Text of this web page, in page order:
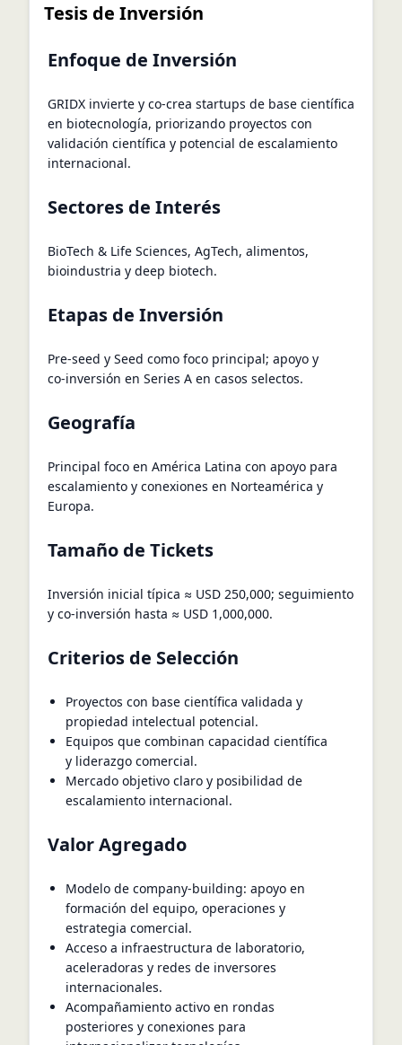
Tesis de Inversión
Enfoque de Inversión
GRIDX invierte y co‑crea startups de base científica
en biotecnología, priorizando proyectos con
validación científica y potencial de escalamiento
internacional.
Sectores de Interés
BioTech & Life Sciences, AgTech, alimentos,
bioindustria y deep biotech.
Etapas de Inversión
Pre‑seed y Seed como foco principal; apoyo y
co‑inversión en Series A en casos selectos.
Geografía
Principal foco en América Latina con apoyo para
escalamiento y conexiones en Norteamérica y
Europa.
Tamaño de Tickets
Inversión inicial típica ≈ USD 250,000; seguimiento
y co‑inversión hasta ≈ USD 1,000,000.
Criterios de Selección
Proyectos con base científica validada y
propiedad intelectual potencial.
Equipos que combinan capacidad científica
y liderazgo comercial.
Mercado objetivo claro y posibilidad de
escalamiento internacional.
Valor Agregado
Modelo de company‑building: apoyo en
formación del equipo, operaciones y
estrategia comercial.
Acceso a infraestructura de laboratorio,
aceleradoras y redes de inversores
internacionales.
Acompañamiento activo en rondas
posteriores y conexiones para